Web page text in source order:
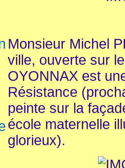
Monsieur Michel
ville, ouverte sur
OYONNAX est
Résistance
peinte sur la
école maternelle
glorieux).